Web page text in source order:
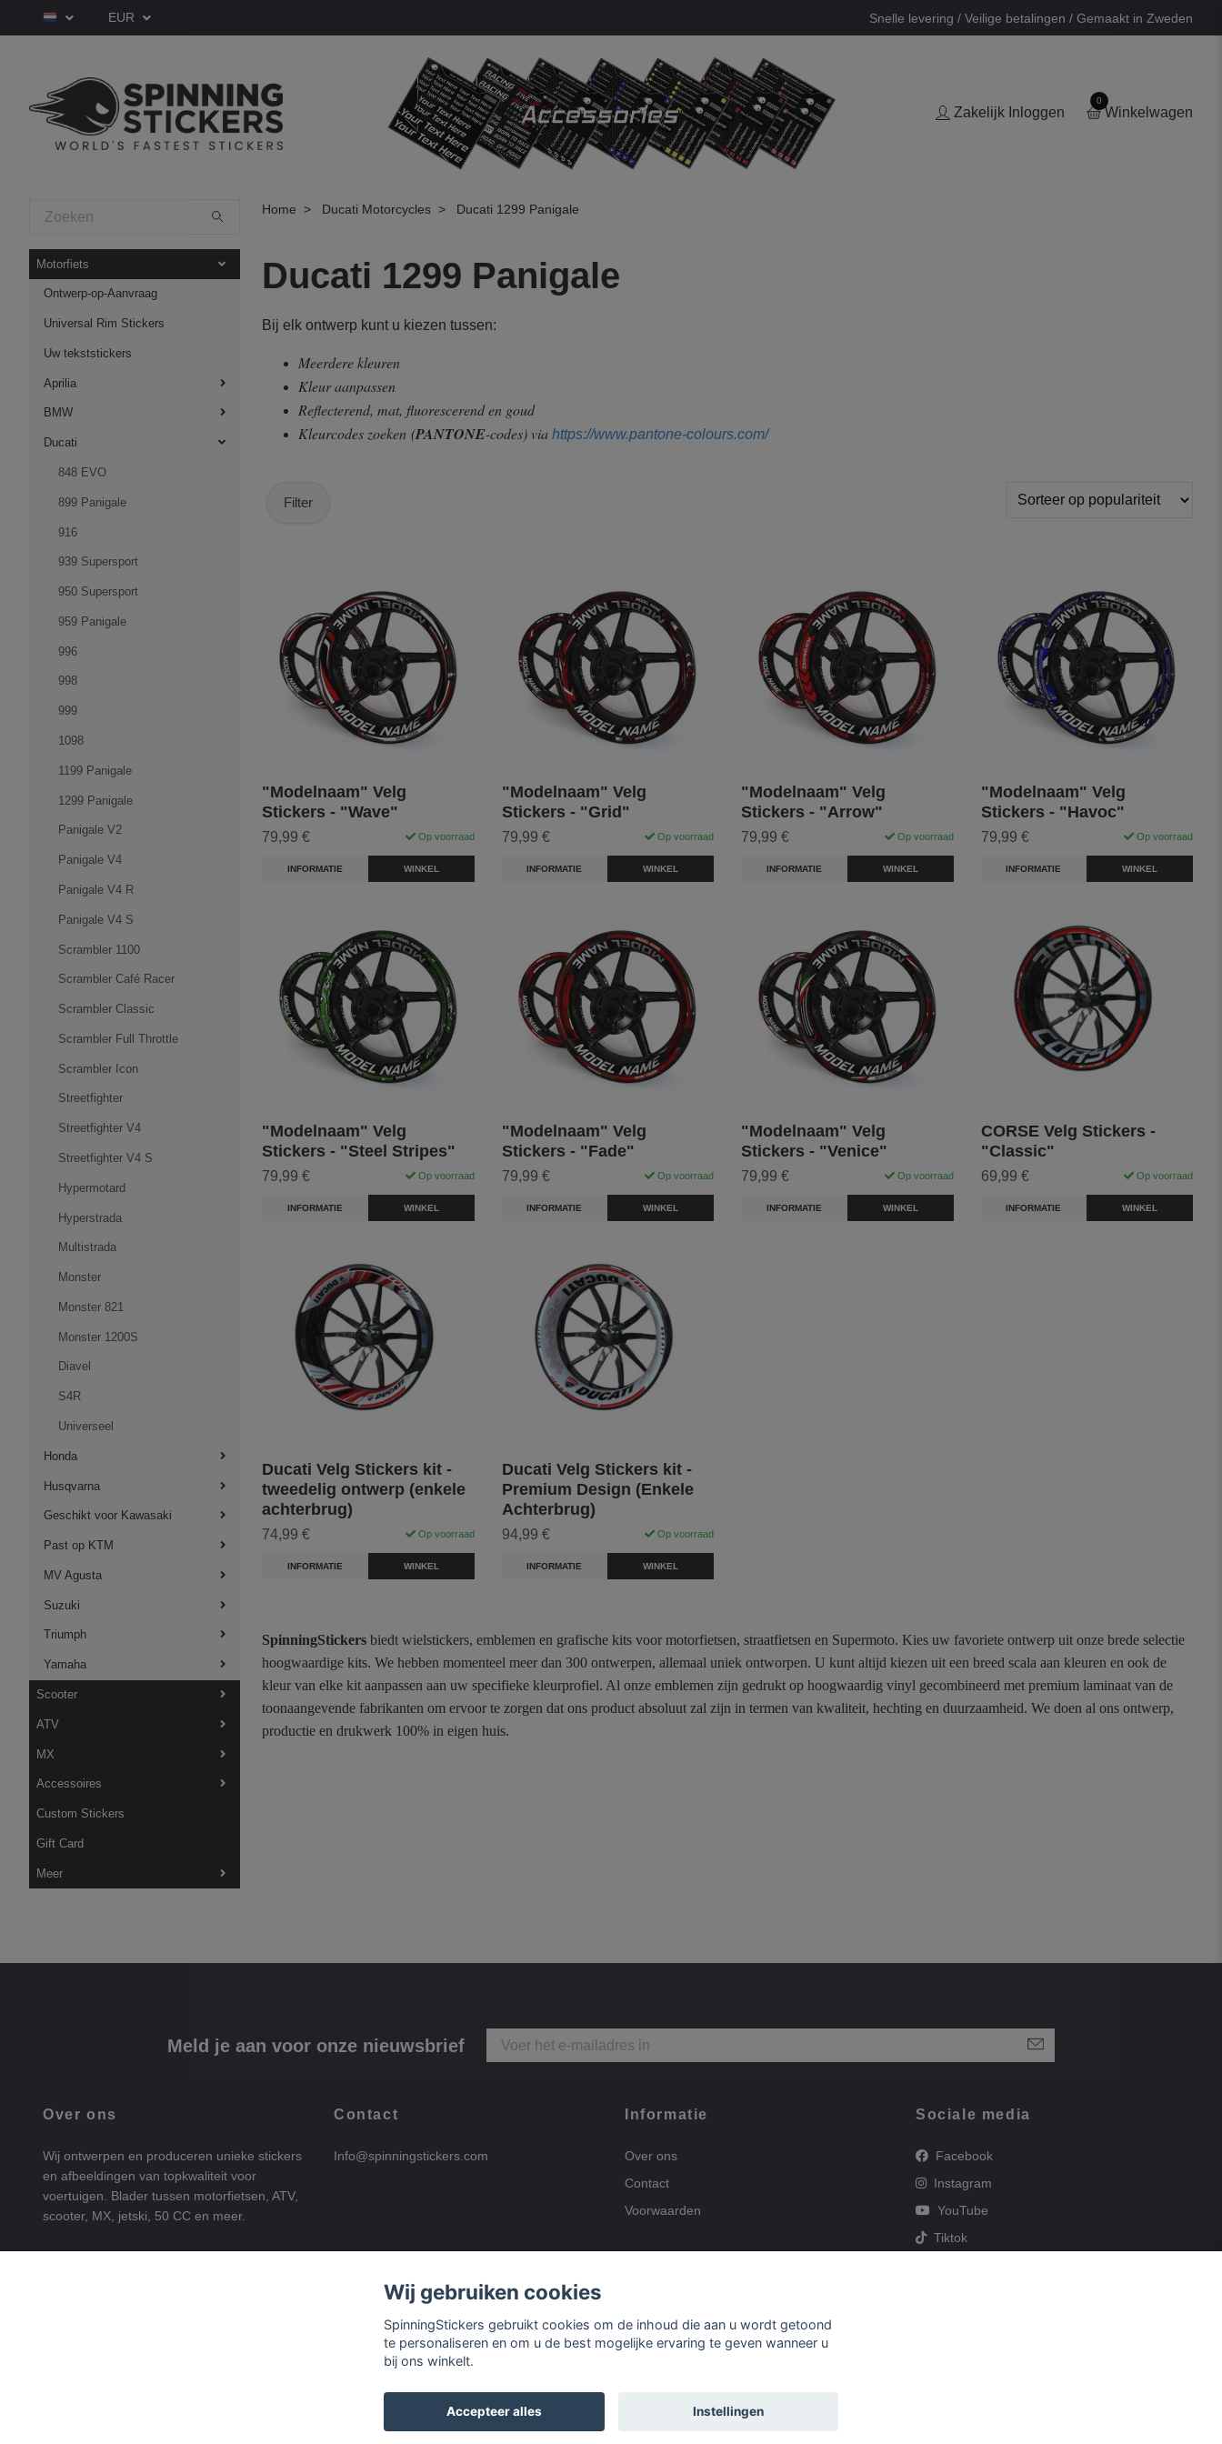
EUR Snelle levering / Veilige betalingen / Gemaakt in Zweden
Zakelijk Inloggen
0
Winkelwagen
Motorfiets
Ontwerp-op-Aanvraag
Universal Rim Stickers
Uw tekststickers
Aprilia
BMW
Ducati
848 EVO
899 Panigale
916
939 Supersport
950 Supersport
959 Panigale
996
998
999
1098
1199 Panigale
1299 Panigale
Panigale V2
Panigale V4
Panigale V4 R
Panigale V4 S
Scrambler 1100
Scrambler Café Racer
Scrambler Classic
Scrambler Full Throttle
Scrambler Icon
Streetfighter
Streetfighter V4
Streetfighter V4 S
Hypermotard
Hyperstrada
Multistrada
Monster
Monster 821
Monster 1200S
Diavel
S4R
Universeel
Honda
Husqvarna
Geschikt voor Kawasaki
Past op KTM
MV Agusta
Suzuki
Triumph
Yamaha
Scooter
ATV
MX
Accessoires
Custom Stickers
Gift Card
Meer
Home Ducati Motorcycles Ducati 1299 Panigale
Ducati 1299 Panigale
Bij elk ontwerp kunt u kiezen tussen:
Meerdere kleuren
Kleur aanpassen
Reflecterend, mat, fluorescerend en goud
Kleurcodes zoeken (PANTONE-codes) via https://www.pantone-colours.com/
Filter
"Modelnaam" Velg
Stickers - "Wave"
79,99 € Op voorraad
INFORMATIE WINKEL
"Modelnaam" Velg
Stickers - "Grid"
79,99 € Op voorraad
INFORMATIE WINKEL
"Modelnaam" Velg
Stickers - "Arrow"
79,99 € Op voorraad
INFORMATIE WINKEL
"Modelnaam" Velg
Stickers - "Havoc"
79,99 € Op voorraad
INFORMATIE WINKEL
"Modelnaam" Velg
Stickers - "Steel Stripes"
79,99 € Op voorraad
INFORMATIE WINKEL
"Modelnaam" Velg
Stickers - "Fade"
79,99 € Op voorraad
INFORMATIE WINKEL
"Modelnaam" Velg
Stickers - "Venice"
79,99 € Op voorraad
INFORMATIE WINKEL
CORSE Velg Stickers -
"Classic"
69,99 € Op voorraad
INFORMATIE WINKEL
Ducati Velg Stickers kit -
tweedelig ontwerp (enkele
achterbrug)
74,99 € Op voorraad
INFORMATIE WINKEL
Ducati Velg Stickers kit -
Premium Design (Enkele
Achterbrug)
94,99 € Op voorraad
INFORMATIE WINKEL
SpinningStickers biedt wielstickers, emblemen en grafische kits voor motorfietsen, straatfietsen en Supermoto. Kies uw favoriete ontwerp uit onze brede selectie
hoogwaardige kits. We hebben momenteel meer dan 300 ontwerpen, allemaal uniek ontworpen. U kunt altijd kiezen uit een breed scala aan kleuren en ook de
kleur van elke kit aanpassen aan uw specifieke kleurprofiel. Al onze emblemen zijn gedrukt op hoogwaardig vinyl gecombineerd met premium laminaat van de
toonaangevende fabrikanten om ervoor te zorgen dat ons product absoluut zal zijn in termen van kwaliteit, hechting en duurzaamheid. We doen al ons ontwerp,
productie en drukwerk 100% in eigen huis.
Meld je aan voor onze nieuwsbrief
Over ons
Wij ontwerpen en produceren unieke stickers
en afbeeldingen van topkwaliteit voor
voertuigen. Blader tussen motorfietsen, ATV,
scooter, MX, jetski, 50 CC en meer.
Contact
Info@spinningstickers.com
Informatie
Over ons
Contact
Voorwaarden
Sociale media
Facebook
Instagram
YouTube
Tiktok
Wij gebruiken cookies
SpinningStickers gebruikt cookies om de inhoud die aan u wordt getoond
te personaliseren en om u de best mogelijke ervaring te geven wanneer u
bij ons winkelt.
Accepteer alles Instellingen